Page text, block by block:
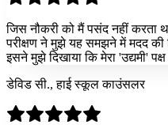
जिस नौकरी को मैं पसंद नहीं करता
परीक्षण ने मुझे यह समझने में मदद
इसने मुझे दिखाया कि मेरा 'उद्यमी'
डेविड सी., हाई स्कूल काउंसलर